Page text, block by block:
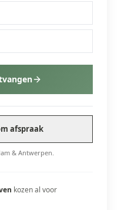
afspraak
& Antwerpen.
kozen al voor